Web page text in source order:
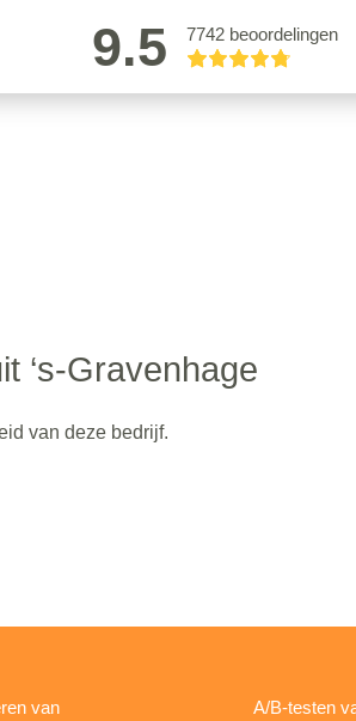
9.5 7742 beoordelingen
‘s-Gravenhage
van deze bedrijf.
van
A/B-testen